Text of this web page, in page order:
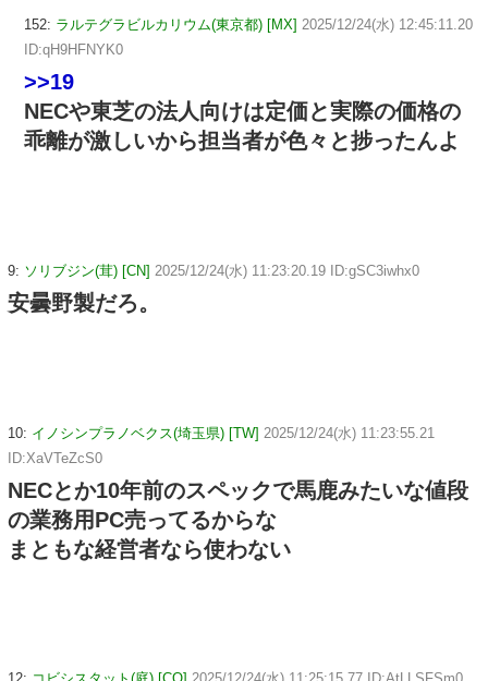
152: ラルテグラビルカリウム(東京都) [MX] 2025/12/24(水) 12:45:11.20
ID:qH9HFNYK0
>>19
NECや東芝の法人向けは定価と実際の価格の
乖離が激しいから担当者が色々と捗ったんよ
9: ソリブジン(茸) [CN] 2025/12/24(水) 11:23:20.19 ID:gSC3iwhx0
安曇野製だろ。
10: イノシンプラノベクス(埼玉県) [TW] 2025/12/24(水) 11:23:55.21
ID:XaVTeZcS0
NECとか10年前のスペックで馬鹿みたいな値段
の業務用PC売ってるからな
まともな経営者なら使わない